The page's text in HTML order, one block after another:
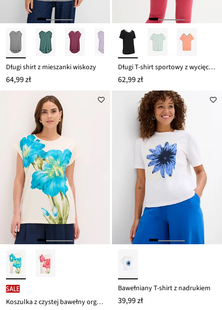
Długi shirt z mieszanki wiskozy
64,99 zł
Długi T-shirt sportowy z wycięciem z tyłu
62,99 zł
SALE
Koszulka z czystej bawełny organicznej
Bawełniany T-shirt z nadrukiem
39,99 zł